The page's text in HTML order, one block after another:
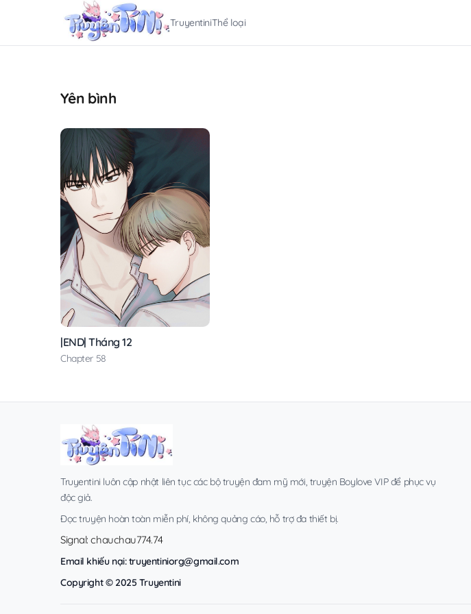
TruyentiniThể loại
Yên bình
|END| Tháng 12
Chapter 58
Truyentini luôn cập nhật liên tục các bộ truyện đam mỹ mới, truyện Boylove VIP để phục vụ
độc giả.
Đọc truyện hoàn toàn miễn phí, không quảng cáo, hỗ trợ đa thiết bị.
Signal: chauchau774.74
Email khiếu nại:truyentiniorg@gmail.com
Copyright © 2025 Truyentini